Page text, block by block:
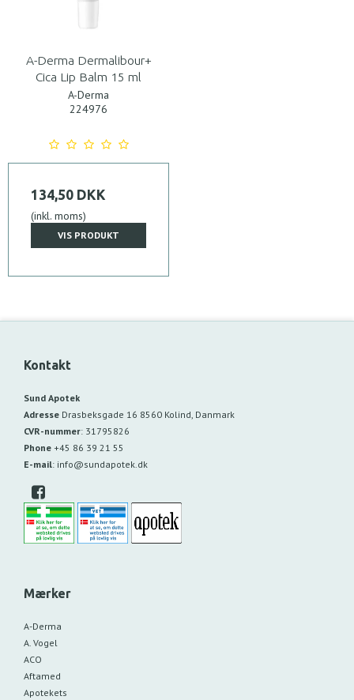
A-Derma Dermalibour+
Cica Lip Balm 15 ml
A-Derma
224976
134,50 DKK
(inkl. moms)
VIS PRODUKT
Kontakt
Sund Apotek
Adresse Drasbeksgade 16 8560 Kolind, Danmark
CVR-nummer: 31795826
Phone +45 86 39 21 55
E-mail: info@sundapotek.dk
Mærker
A-Derma
A. Vogel
ACO
Aftamed
Apotekets